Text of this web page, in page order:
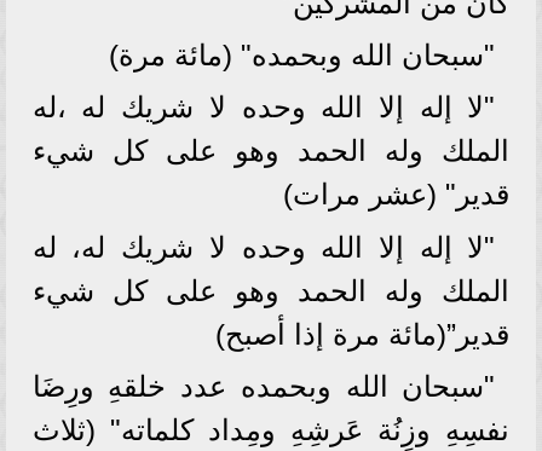
"سبحان الله وبحمده" (مائة مرة)
"لا إله إلا الله وحده لا شريك له ،له
الملك وله الحمد وهو على كل شيء
قدير" (عشر مرات)
"لا إله إلا الله وحده لا شريك له، له
الملك وله الحمد وهو على كل شيء
قدير”(مائة مرة إذا أصبح)
"سبحان الله وبحمده عدد خلقهِ ورِضَا
نفسِهِ وزِنُة عَرشِهِ ومِداد كلماته" (ثلاث